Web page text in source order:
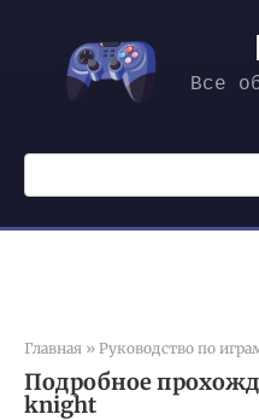
контенту
Все
Поиск:
Главная » Руководство по
Подробное
knight